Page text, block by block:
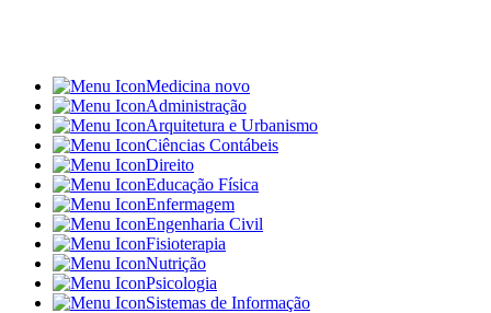
Medicina novo
Administração
Arquitetura e Urbanismo
Ciências Contábeis
Direito
Educação Física
Enfermagem
Engenharia Civil
Fisioterapia
Nutrição
Psicologia
Sistemas de Informação